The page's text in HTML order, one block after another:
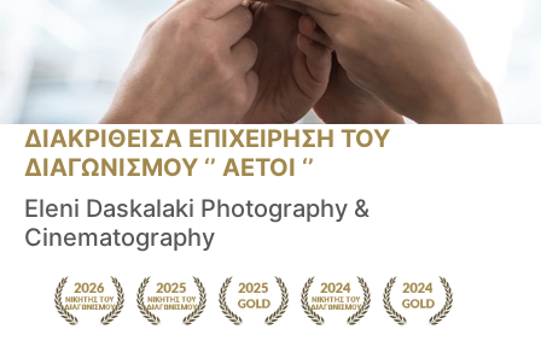
ΔΙΑΚΡΙΘΕΙΣΑ ΕΠΙΧΕΙΡΗΣΗ ΤΟΥ
ΔΙΑΓΩΝΙΣΜΟΥ ‘’ ΑΕΤΟΙ ‘’
Eleni Daskalaki Photography &
Cinematography